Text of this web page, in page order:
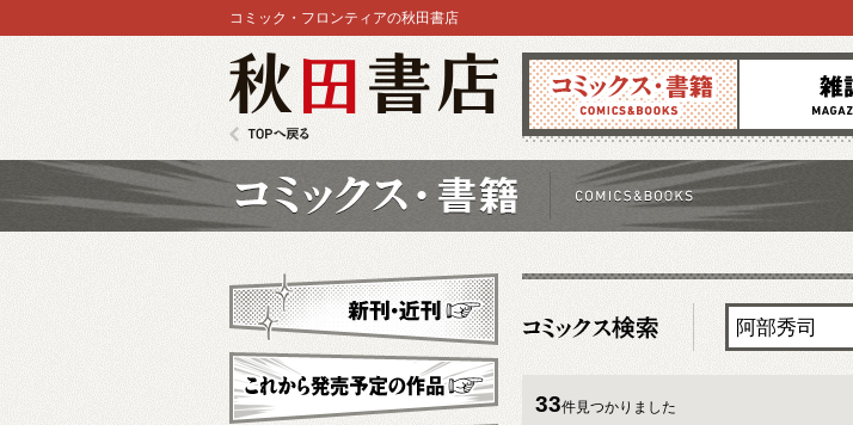
コミックス 雑誌
コミック・フロンティアの秋田書店
33件見つかりました
新刊・近刊